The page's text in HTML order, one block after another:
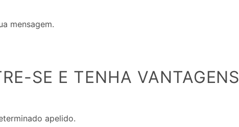
mensagem.
SE E TENHA VANTAGENS
apelido.